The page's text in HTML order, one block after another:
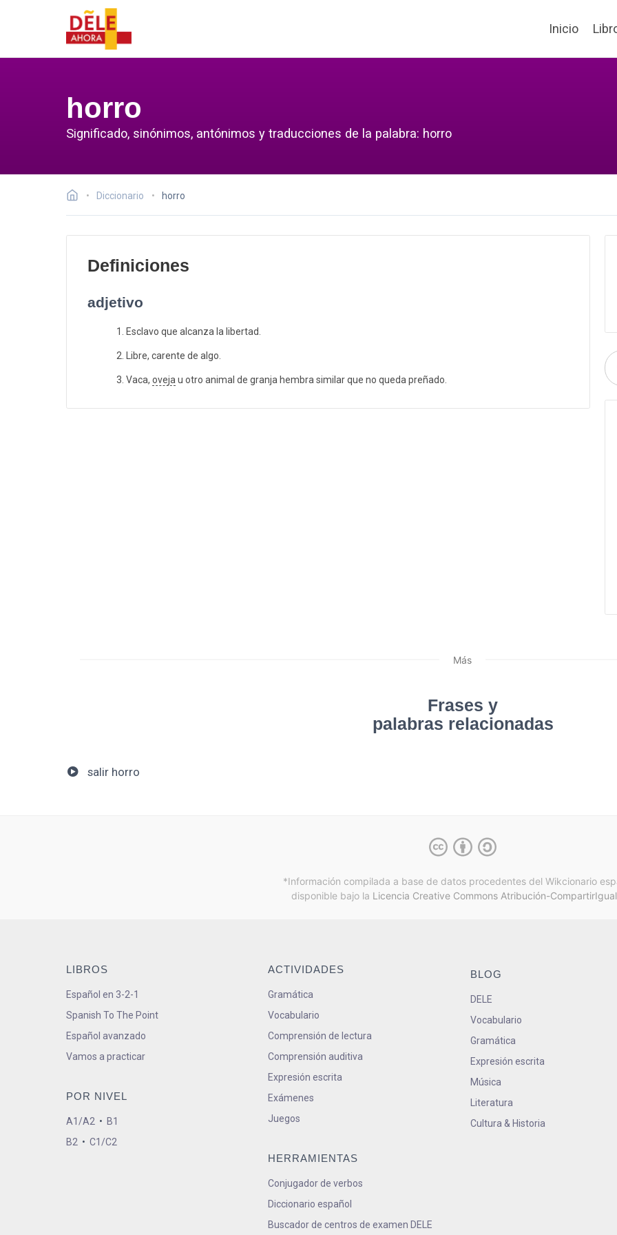
Inicio
horro
Significado, sinónimos, antónimos y traducciones de la palabra: horro
Diccionario horro
Definiciones
adjetivo
Esclavo que alcanza la libertad.
Libre, carente de algo.
Vaca, ovejau otro animal de granja hembra similar que no queda preñado.
Más
Frases y
palabras relacionadas
salir horro
*Información compilada a base de datos procedentes del Wikcionario
disponible bajo la Licencia Creative Commons Atribución-
LIBROS
Español en 3-2-1
Spanish To The Point
Español avanzado
Vamos a practicar
POR NIVEL
A1/A2 • B1
B2 • C1/C2
ACTIVIDADES
Gramática
Vocabulario
Comprensión de lectura
Comprensión auditiva
Expresión escrita
Exámenes
Juegos
HERRAMIENTAS
Conjugador de verbos
Diccionario español
Buscador de centros de examen DELE
BLOG
DELE
Vocabulario
Gramática
Expresión escrita
Música
Literatura
Cultura & Historia